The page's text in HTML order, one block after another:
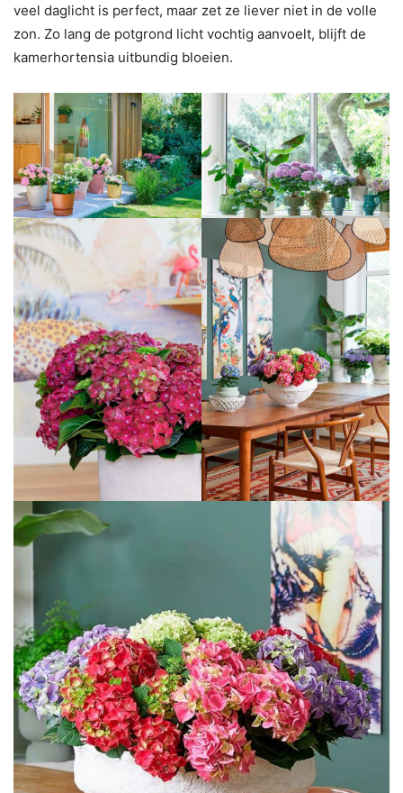
veel daglicht is perfect, maar zet ze liever niet in de volle
zon. Zo lang de potgrond licht vochtig aanvoelt, blijft de
kamerhortensia uitbundig bloeien.